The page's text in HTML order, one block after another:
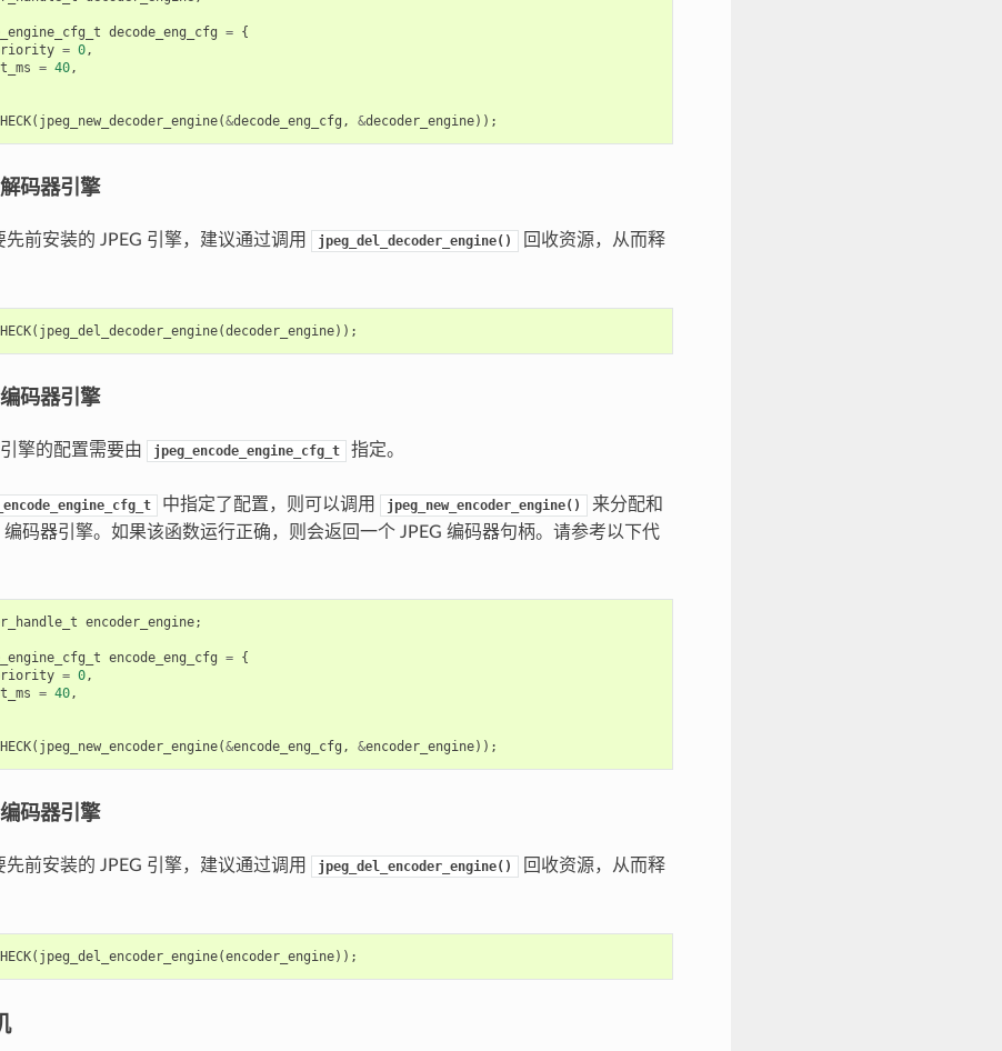
decode_eng_cfg = {
= 0,
= 40,
( jpeg_new_decoder_engine(&decode_eng_cfg , &decoder_engine));
码器引擎
前安装的 JPEG 引擎，建议通过调用 jpeg_del_decoder_engine()
回收资源，从而释
( jpeg_del_decoder_engine(decoder_engine));
码器引擎
擎的配置需要由 jpeg_encode_engine_cfg_t 指定。
中指定了配置，则可以调用 jpeg_new_encoder_engine()
来分配和
编码器引擎。如果该函数运行正确，则会返回一个 JPEG 编码器句柄。请参考以下代
encoder_engine;
encode_eng_cfg = {
= 0,
= 40,
( jpeg_new_encoder_engine(&encode_eng_cfg , &encoder_engine));
码器引擎
前安装的 JPEG 引擎，建议通过调用 jpeg_del_encoder_engine()
回收资源，从而释
( jpeg_del_encoder_engine(encoder_engine));